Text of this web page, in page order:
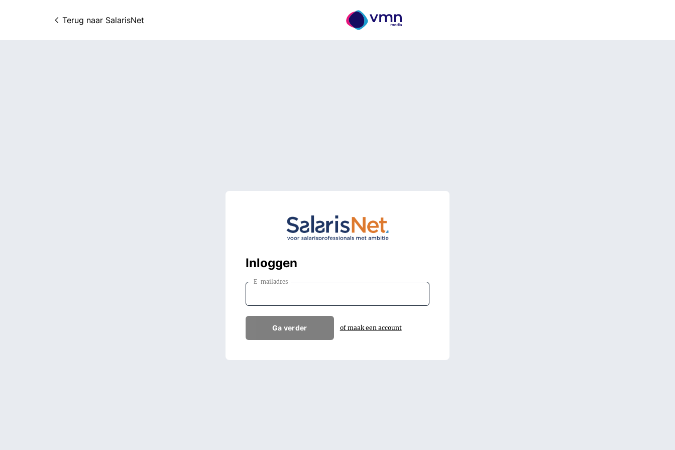
Terug naar SalarisNet
Inloggen
E-mailadres
Ga verder of maak een account